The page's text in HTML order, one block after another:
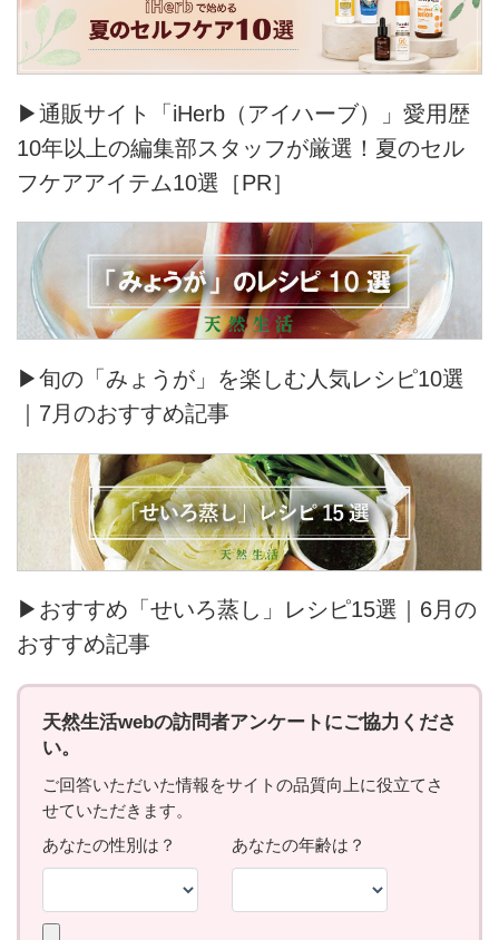
▶通販サイト「iHerb（アイハーブ）」愛用歴
10年以上の編集部スタッフが厳選！夏のセル
フケアアイテム10選［PR］
▶旬の「みょうが」を楽しむ人気レシピ10選
｜7月のおすすめ記事
▶おすすめ「せいろ蒸し」レシピ15選｜6月の
おすすめ記事